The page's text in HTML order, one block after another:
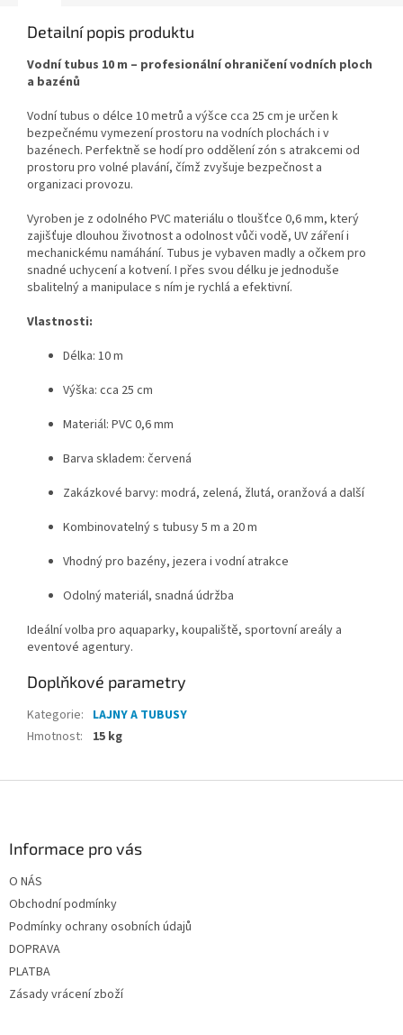
Detailní popis produktu
Vodní tubus 10 m – profesionální ohraničení vodních ploch
a bazénů
Vodní tubus o délce 10 metrů a výšce cca 25 cm je určen k
bezpečnému vymezení prostoru na vodních plochách i v
bazénech. Perfektně se hodí pro oddělení zón s atrakcemi od
prostoru pro volné plavání, čímž zvyšuje bezpečnost a
organizaci provozu.
Vyroben je z odolného PVC materiálu o tloušťce 0,6 mm, který
zajišťuje dlouhou životnost a odolnost vůči vodě, UV záření i
mechanickému namáhání. Tubus je vybaven madly a očkem pro
snadné uchycení a kotvení. I přes svou délku je jednoduše
sbalitelný a manipulace s ním je rychlá a efektivní.
Vlastnosti:
Délka: 10 m
Výška: cca 25 cm
Materiál: PVC 0,6 mm
Barva skladem: červená
Zakázkové barvy: modrá, zelená, žlutá, oranžová a další
Kombinovatelný s tubusy 5 m a 20 m
Vhodný pro bazény, jezera i vodní atrakce
Odolný materiál, snadná údržba
Ideální volba pro aquaparky, koupaliště, sportovní areály a
eventové agentury.
Doplňkové parametry
Kategorie: LAJNY A TUBUSY
Hmotnost: 15 kg
Informace pro vás
O NÁS
Obchodní podmínky
Podmínky ochrany osobních údajů
DOPRAVA
PLATBA
Zásady vrácení zboží